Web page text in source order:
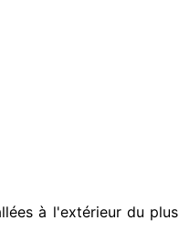
à l'extérieur du plus